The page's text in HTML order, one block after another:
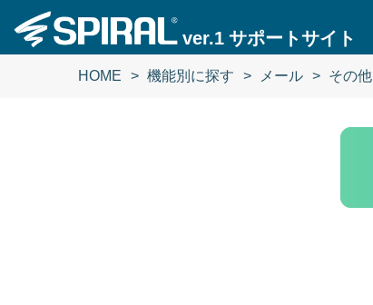
ver.1 サポートサイト
HOME 機能別に探す メール その他